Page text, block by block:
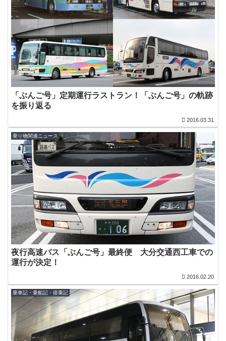
「ぶんご号」定期運行ラストラン！「ぶんご号」の軌跡
を振り返る
2016.03.31
乗り物関連ニュース
夜行高速バス「ぶんご号」最終便 大分交通西工車での
運行が決定！
2016.02.20
乗車記・乗船記・搭乗記